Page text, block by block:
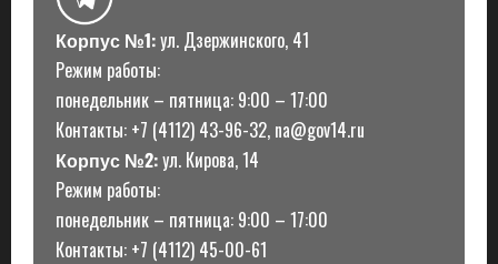
Корпус №1:ул. Дзержинского, 41
Режим работы:
понедельник – пятница: 9:00 – 17:00
Контакты: +7 (4112) 43-96-32, na@gov14.ru
Корпус №2:ул. Кирова, 14
Режим работы:
понедельник – пятница: 9:00 – 17:00
Контакты: +7 (4112) 45-00-61